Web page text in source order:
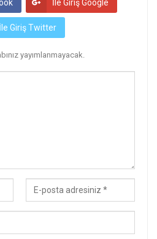
İle Giriş Google
İle Giriş Twitter
yayımlanmayacak.